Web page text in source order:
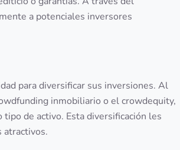
a potenciales inversores
para diversificar sus inversiones. Al
inmobiliario o el crowdequity,
de activo. Esta diversificación les
atractivos.